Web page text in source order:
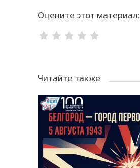
Оцените этот материал:
Читайте также